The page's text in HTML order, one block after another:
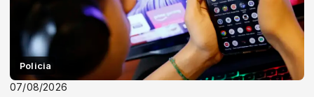
Policia
07/08/2026